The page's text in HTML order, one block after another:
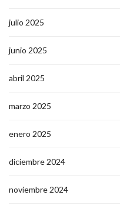
julio 2025
junio 2025
abril 2025
marzo 2025
enero 2025
diciembre 2024
noviembre 2024